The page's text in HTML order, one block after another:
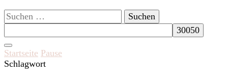
Suchen
nach:
Startseite Pause
Schlagwort